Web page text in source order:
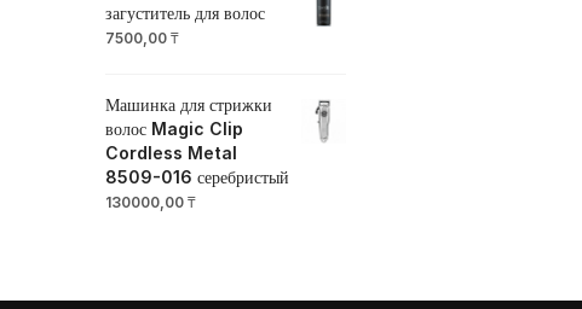
загуститель для волос
7500,00 ₸
Машинка для стрижки
волос Magic Clip
Cordless Metal
8509-016 серебристый
130000,00 ₸